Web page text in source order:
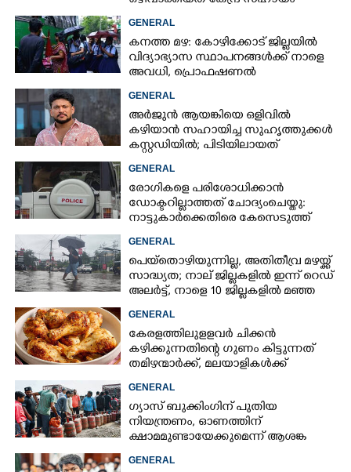
വിശദീകരണവുമായി സർക്കാ‌ർ
GENERAL
കനത്ത മഴ: കോഴിക്കോട് ജില്ലയിൽ
വിദ്യാഭ്യാസ സ്ഥാപനങ്ങൾക്ക് നാളെ
അവധി,​ പ്രൊഫഷണൽ
GENERAL
അർജുൻ ആയങ്കിയെ ഒളിവിൽ
കഴിയാൻ സഹായിച്ച സുഹൃത്തുക്കൾ
കസ്റ്റഡിയിൽ; പിടിയിലായത്
GENERAL
രോഗികളെ പരിശോധിക്കാൻ
ഡോക്ടറില്ലാത്തത് ചോദ്യംചെയ്തു:
നാട്ടുകാർക്കെതിരെ കേസെടുത്ത്
GENERAL
പെയ്തൊഴിയുന്നില്ല, അതിതീവ്ര മഴയ്ക്ക്
സാദ്ധ്യത;​ നാല് ജില്ലകളിൽ ഇന്ന് റെഡ്
അലർട്ട്,​ നാളെ 10 ജില്ലകളിൽ മഞ്ഞ
GENERAL
കേരളത്തിലുളളവർ ചിക്കൻ
കഴിക്കുന്നതിന്റെ ഗുണം കിട്ടുന്നത്
തമിഴന്മാർക്ക്, മലയാളികൾക്ക്
GENERAL
ഗ്യാസ് ബുക്കിംഗിന് പുതിയ
നിയന്ത്രണം, ഓണത്തിന്
ക്ഷാമമുണ്ടായേക്കുമെന്ന് ആശങ്ക
GENERAL